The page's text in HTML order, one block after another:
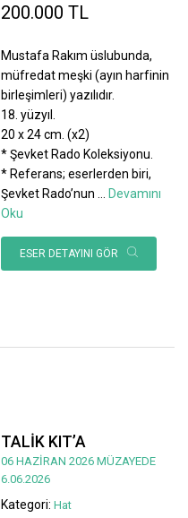
200.000 TL
Mustafa Rakım üslubunda,
müfredat meşki (ayın harfinin
birleşimleri) yazılıdır.
18. yüzyıl.
20 x 24 cm. (x2)
* Şevket Rado Koleksiyonu.
* Referans; eserlerden biri,
Şevket Rado’nun
Devamını
Oku
ESER DETAYINI GÖR
TALİK KIT’A
06 HAZİRAN 2026 MÜZAYEDE
6.06.2026
Kategori: Hat